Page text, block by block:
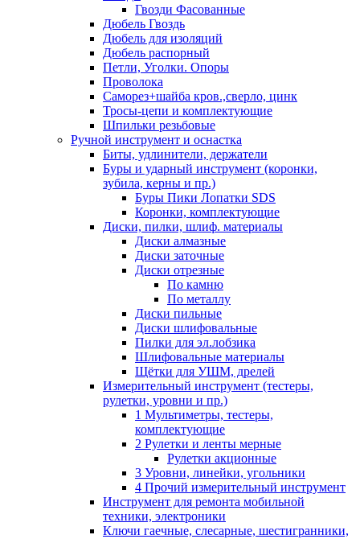
Гвозди Фасованные
Дюбель Гвоздь
Дюбель для изоляций
Дюбель распорный
Петли, Уголки. Опоры
Проволока
Саморез+шайба кров.,сверло, цинк
Тросы-цепи и комплектующие
Шпильки резьбовые
Ручной инструмент и оснастка
Биты, удлинители, держатели
Буры и ударный инструмент (коронки,
зубила, керны и пр.)
Буры Пики Лопатки SDS
Коронки, комплектующие
Диски, пилки, шлиф. материалы
Диски алмазные
Диски заточные
Диски отрезные
По камню
По металлу
Диски пильные
Диски шлифовальные
Пилки для эл.лобзика
Шлифовальные материалы
Щётки для УШМ, дрелей
Измерительный инструмент (тестеры,
рулетки, уровни и пр.)
1 Мультиметры, тестеры,
комплектующие
2 Рулетки и ленты мерные
Рулетки акционные
3 Уровни, линейки, угольники
4 Прочий измерительный инструмент
Инструмент для ремонта мобильной
техники, электроники
Ключи гаечные, слесарные, шестигранники,